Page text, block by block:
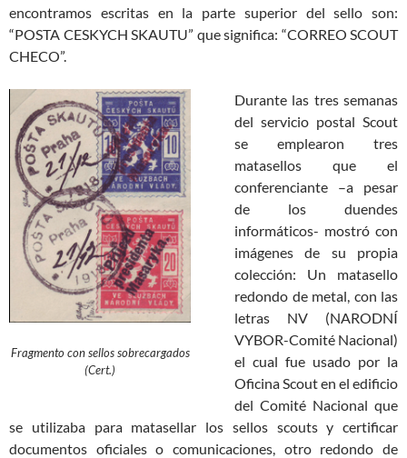
encontramos escritas en la parte superior del sello son:
“POSTA CESKYCH SKAUTU” que significa: “CORREO SCOUT
CHECO”.
Fragmento con sellos sobrecargados
(Cert.)
Durante las tres semanas
del servicio postal Scout
se emplearon tres
matasellos que el
conferenciante –a pesar
de los duendes
informáticos- mostró con
imágenes de su propia
colección: Un matasello
redondo de metal, con las
letras NV (NARODNÍ
VYBOR-Comité Nacional)
el cual fue usado por la
Oficina Scout en el edificio
del Comité Nacional que
se utilizaba para matasellar los sellos scouts y certificar
documentos oficiales o comunicaciones, otro redondo de